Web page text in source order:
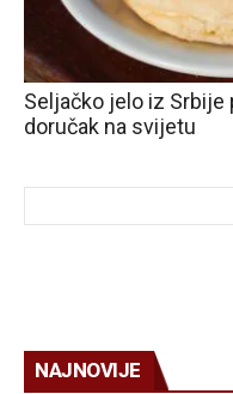
Seljačko jelo iz Srbije
doručak na svijetu
NAJNOVIJE